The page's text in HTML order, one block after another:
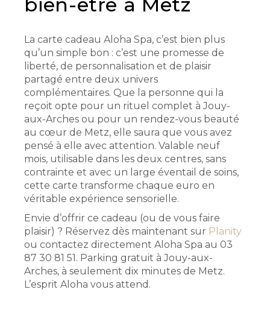
La carte cadeau Aloha Spa, c’est bien plus
qu’un simple bon : c’est une promesse de
liberté, de personnalisation et de plaisir
partagé entre deux univers
complémentaires. Que la personne qui la
reçoit opte pour un rituel complet à Jouy-
aux-Arches ou pour un rendez-vous beauté
au cœur de Metz, elle saura que vous avez
pensé à elle avec attention. Valable neuf
mois, utilisable dans les deux centres, sans
contrainte et avec un large éventail de soins,
cette carte transforme chaque euro en
véritable expérience sensorielle.
Envie d’offrir ce cadeau (ou de vous faire
plaisir) ? Réservez dès maintenant sur Planity
ou contactez directement Aloha Spa au 03
87 30 81 51. Parking gratuit à Jouy-aux-
Arches, à seulement dix minutes de Metz.
L’esprit Aloha vous attend.